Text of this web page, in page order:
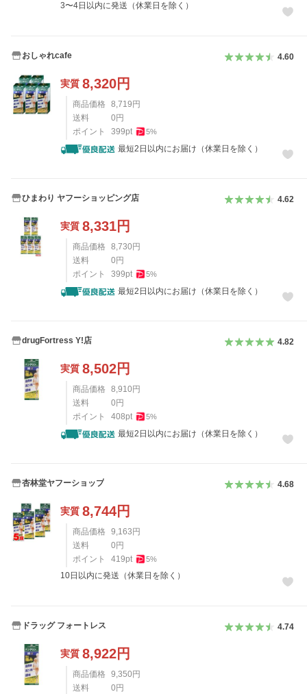
3〜4日以内に発送（休業日を除く）
おしゃれcafe 4.60
実質 8,320円
商品価格 8,719 円
送料
0 円
ポイント
399pt 5%
最短2日以内にお届け（休業日を除く）
ひまわり ヤフーショッピング店 4.62
実質 8,331円
商品価格 8,730 円
送料
0 円
ポイント
399pt 5%
最短2日以内にお届け（休業日を除く）
drugFortress Y!店 4.82
実質 8,502円
商品価格 8,910 円
送料
0 円
ポイント
408pt 5%
最短2日以内にお届け（休業日を除く）
杏林堂ヤフーショップ 4.68
実質 8,744円
商品価格 9,163 円
送料
0 円
ポイント
419pt 5%
10日以内に発送（休業日を除く）
ドラッグ フォートレス 4.74
実質 8,922円
商品価格 9,350 円
送料
0 円